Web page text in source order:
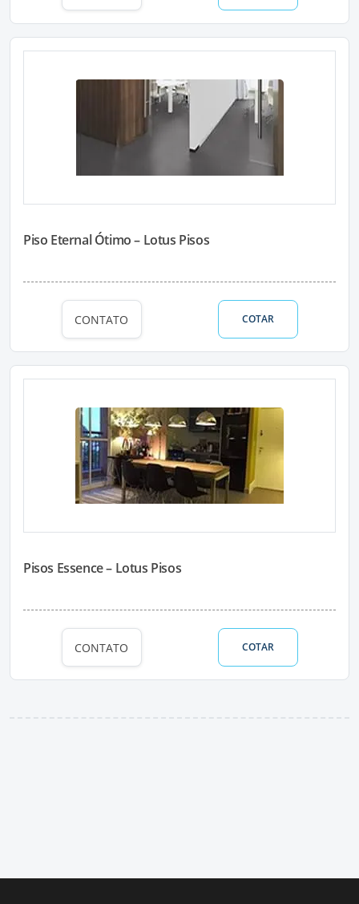
Piso Eternal Ótimo – Lotus Pisos
CONTATO COTAR
Pisos Essence – Lotus Pisos
CONTATO COTAR